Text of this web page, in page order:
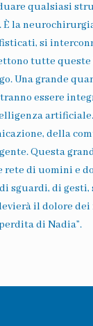
qualsiasi
È la
si
tutte
Una grande
essere
della
Questa
rete di uomini e
sguardi, di
il dolore
di Nadia”.